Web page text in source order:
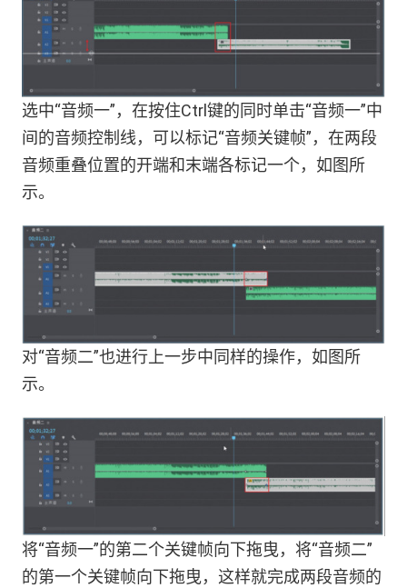
选中“音频一”，在按住Ctrl键的同时单击“音频一”中
间的音频控制线，可以标记“音频关键帧”，在两段
音频重叠位置的开端和末端各标记一个，如图所
示。
对“音频二”也进行上一步中同样的操作，如图所
示。
将“音频一”的第二个关键帧向下拖曳，将“音频二”
的第一个关键帧向下拖曳，这样就完成两段音频的